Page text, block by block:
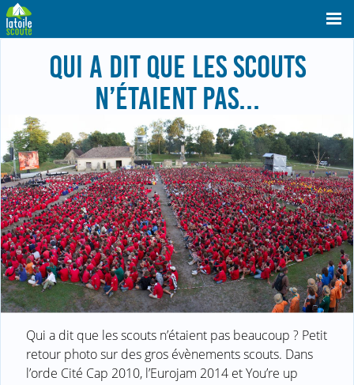
QUI A DIT QUE LES SCOUTS
N’ÉTAIENT PAS...
Qui a dit que les scouts n’étaient pas beaucoup ? Petit
retour photo sur des gros évènements scouts. Dans
l’orde Cité Cap 2010, l’Eurojam 2014 et You’re up